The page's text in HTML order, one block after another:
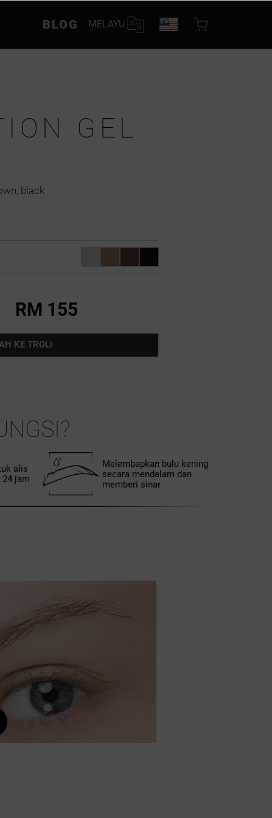
BLOG MELAYU
GEL
black
RM 155
KE TROLI
alis
jam
Melembapkan bulu kening
secara mendalam dan
memberi sinar